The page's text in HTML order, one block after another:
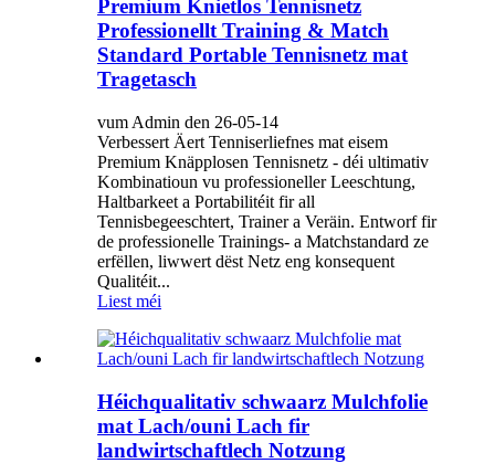
Premium Knietlos Tennisnetz
Professionellt Training & Match
Standard Portable Tennisnetz mat
Tragetasch
vum Admin den 26-05-14
Verbessert Äert Tenniserliefnes mat eisem
Premium Knäpplosen Tennisnetz - déi ultimativ
Kombinatioun vu professioneller Leeschtung,
Haltbarkeet a Portabilitéit fir all
Tennisbegeeschtert, Trainer a Veräin. Entworf fir
de professionelle Trainings- a Matchstandard ze
erfëllen, liwwert dëst Netz eng konsequent
Qualitéit...
Liest méi
Héichqualitativ schwaarz Mulchfolie
mat Lach/ouni Lach fir
landwirtschaftlech Notzung